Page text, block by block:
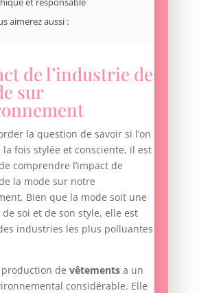
aimerez aussi :
de l’industrie de
sur
la question de savoir si l’on
fois stylée et consciente, il est
comprendre l’impact de
la mode sur notre
Bien que la mode soit une
soi et de son style, elle est
industries les plus polluantes
de vêtementsa un
considérable. Elle